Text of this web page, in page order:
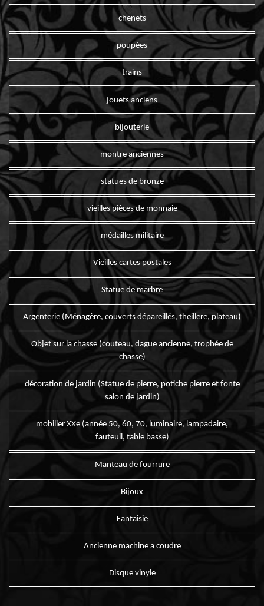
chenets
poupées
trains
jouets anciens
bijouterie
montre anciennes
statues de bronze
vieilles pièces de monnaie
médailles militaire
Vieilles cartes postales
Statue de marbre
Argenterie (Ménagère, couverts dépareillés, theillere, plateau)
Objet sur la chasse (couteau, dague ancienne, trophée de
chasse)
décoration de jardin (Statue de pierre, potiche pierre et fonte
salon de jardin)
mobilier XXe (année 50, 60, 70, luminaire, lampadaire,
fauteuil, table basse)
Manteau de fourrure
Bijoux
Fantaisie
Ancienne machine a coudre
Disque vinyle